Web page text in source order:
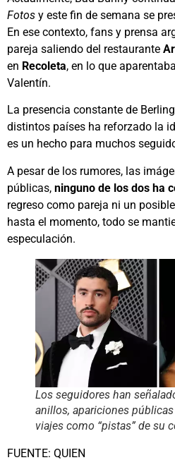
Fotos y este fin de semana se
En ese contexto, fans y prensa
pareja saliendo del restaurante
en Recoleta, en lo que
Valentín.
La presencia constante de
distintos países ha reforzado la
es un hecho para muchos
A pesar de los rumores, las
públicas, ninguno de los dos ha
regreso como pareja ni un
hasta el momento, todo se
especulación.
Los seguidores han
anillos, apariciones
viajes como “pistas” de su
FUENTE: QUIEN